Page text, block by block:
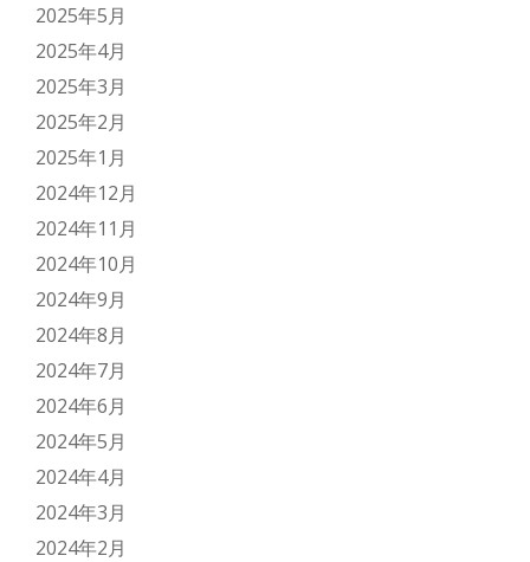
2025年5月
2025年4月
2025年3月
2025年2月
2025年1月
2024年12月
2024年11月
2024年10月
2024年9月
2024年8月
2024年7月
2024年6月
2024年5月
2024年4月
2024年3月
2024年2月